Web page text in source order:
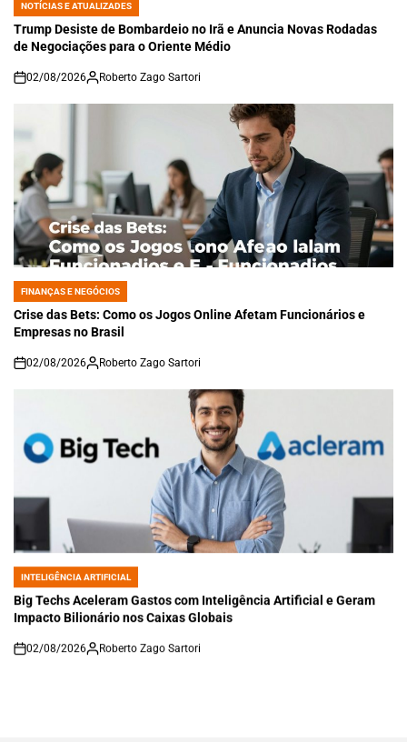
POSTED
IN
NOTÍCIAS E ATUALIZADES
Trump Desiste de Bombardeio no Irã e Anuncia Novas Rodadas
de Negociações para o Oriente Médio
on
02/08/2026 Roberto Zago Sartori
POSTED
IN
FINANÇAS E NEGÓCIOS
Crise das Bets: Como os Jogos Online Afetam Funcionários e
Empresas no Brasil
on
02/08/2026 Roberto Zago Sartori
POSTED
IN
INTELIGÊNCIA ARTIFICIAL
Big Techs Aceleram Gastos com Inteligência Artificial e Geram
Impacto Bilionário nos Caixas Globais
on
02/08/2026 Roberto Zago Sartori